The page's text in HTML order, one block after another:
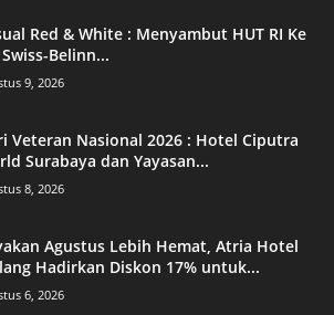
Red & White : Menyambut HUT RI Ke
Belinn...
9, 2026
Veteran Nasional 2026 : Hotel Ciputra
Surabaya dan Yayasan...
8, 2026
Agustus Lebih Hemat, Atria Hotel
Hadirkan Diskon 17% untuk...
6, 2026